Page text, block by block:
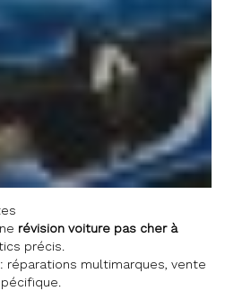
révision voiture pas cher à
précis.
réparations multimarques, vente